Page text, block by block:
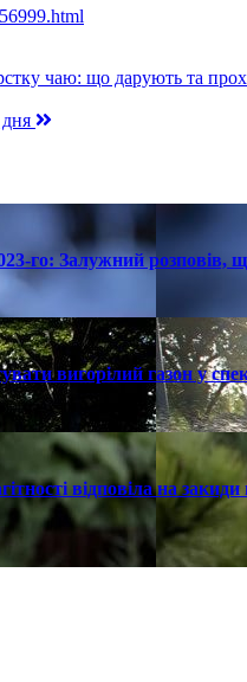
чаю: що дарують та
го: Залужний розповів,
вигорілий газон у
відповіла на